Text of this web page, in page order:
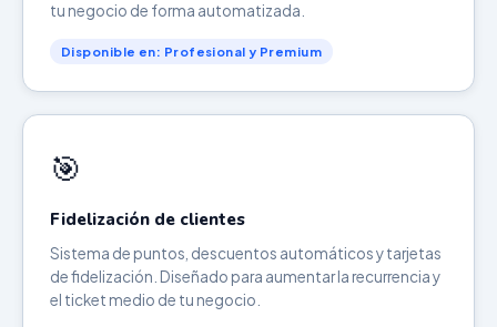
tu negocio de forma automatizada.
Disponible en: Profesional y Premium
🎯
Fidelización de clientes
Sistema de puntos, descuentos automáticos y tarjetas
de fidelización. Diseñado para aumentar la recurrencia y
el ticket medio de tu negocio.